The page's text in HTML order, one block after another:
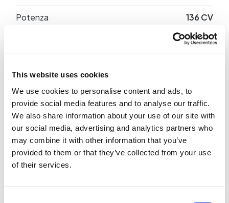
This website uses cookies
We use cookies to personalise content and ads, to
provide social media features and to analyse our traffic.
We also share information about your use of our site with
our social media, advertising and analytics partners who
may combine it with other information that you’ve
provided to them or that they’ve collected from your use
of their services.
Potenza 136 CV
Anteriore
Optional in dotazione
Optional di serie
Consumi ed emissioni